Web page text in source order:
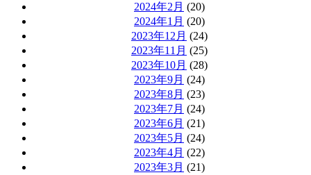
2024年2月 (20)
2024年1月 (20)
2023年12月 (24)
2023年11月 (25)
2023年10月 (28)
2023年9月 (24)
2023年8月 (23)
2023年7月 (24)
2023年6月 (21)
2023年5月 (24)
2023年4月 (22)
2023年3月 (21)